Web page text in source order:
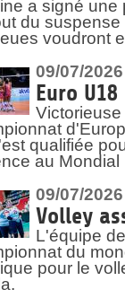
a signé une
du
voudront
09/07/2026
Euro
qualifiée
au
09/07/2026
Volley
L'équipe
du
pour le